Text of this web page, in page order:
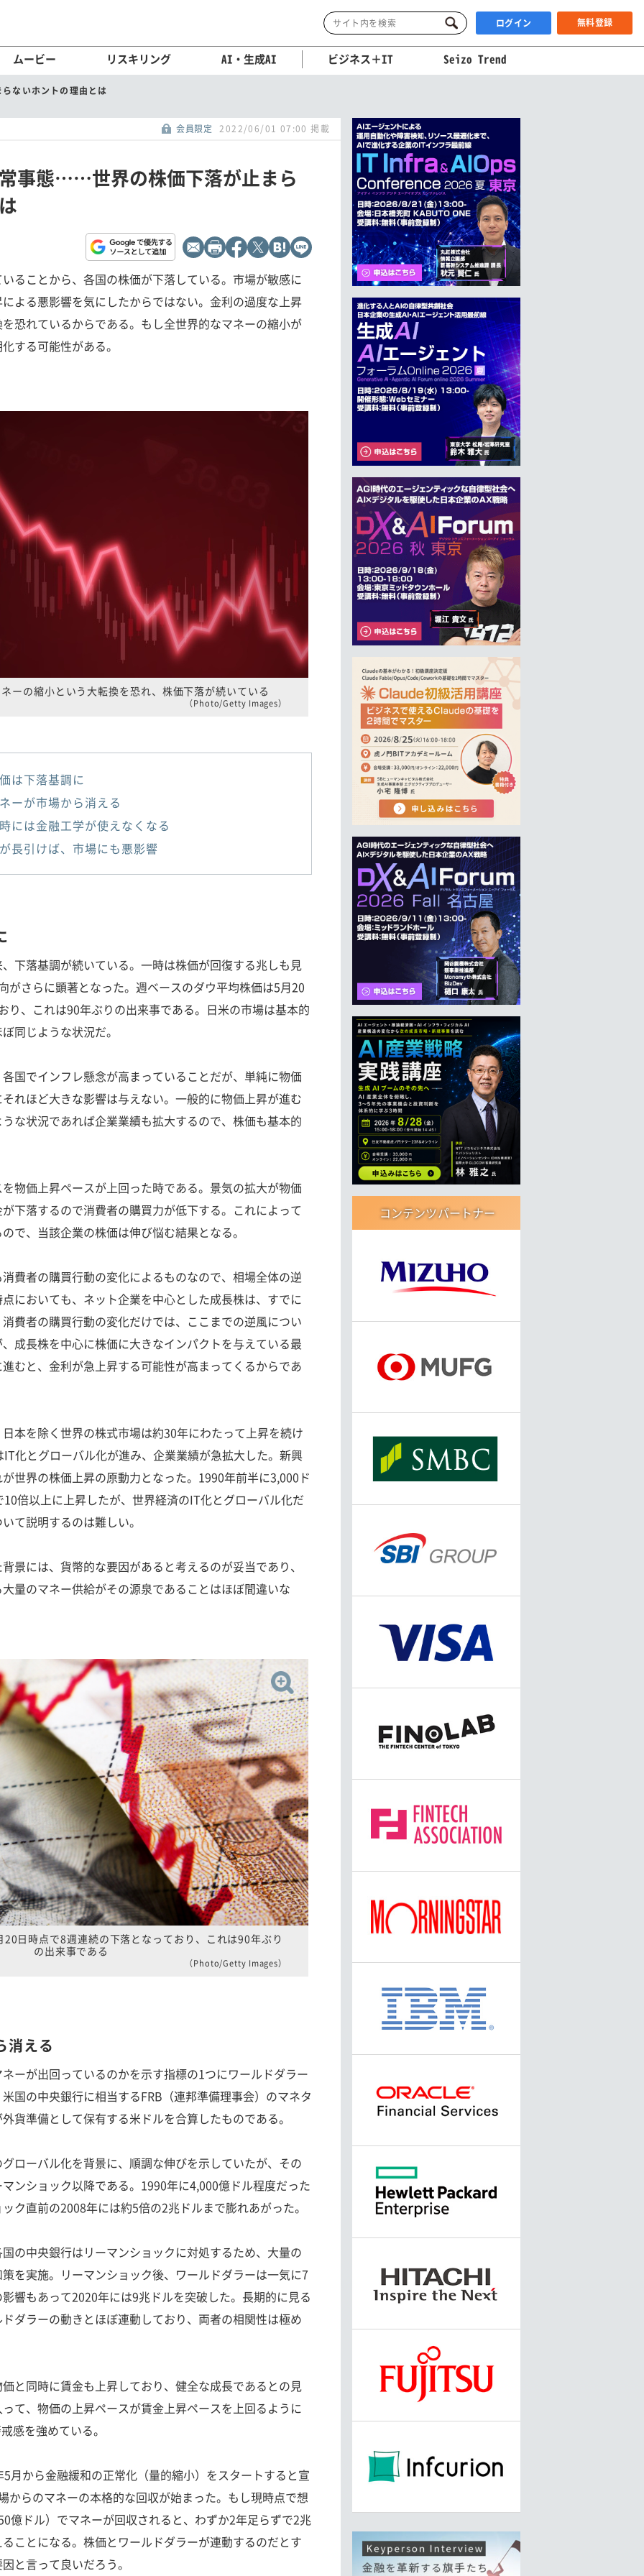
ログイン 無料登録
ムービー リスキリング AI・生成AI ビジネス＋IT Seizo Trend
ないホントの理由とは
会員限定 2022/06/01 07:00 掲載
事態……世界の株価下落が止まら
ることから、各国の株価が下落している。市場が敏感に
よる悪影響を気にしたからではない。金利の過度な上昇
恐れているからである。もし全世界的なマネーの縮小が
する可能性がある。
ーの縮小という大転換を恐れ、株価下落が続いている
（Photo/Getty Images）
は下落基調に
ーが市場から消える
には金融工学が使えなくなる
長引けば、市場にも悪影響
下落基調が続いている。一時は株価が回復する兆しも見
がさらに顕著となった。週ベースのダウ平均株価は5月20
り、これは90年ぶりの出来事である。日米の市場は基本的
同じような状況だ。
国でインフレ懸念が高まっていることだが、単純に物価
れほど大きな影響は与えない。一般的に物価上昇が進む
な状況であれば企業業績も拡大するので、株価も基本的
物価上昇ペースが上回った時である。景気の拡大が物価
下落するので消費者の購買力が低下する。これによって
で、当該企業の株価は伸び悩む結果となる。
者の購買行動の変化によるものなので、相場全体の逆
においても、ネット企業を中心とした成長株は、すでに
費者の購買行動の変化だけでは、ここまでの逆風につい
成長株を中心に株価に大きなインパクトを与えている最
むと、金利が急上昇する可能性が高まってくるからであ
を除く世界の株式市場は約30年にわたって上昇を続け
化とグローバル化が進み、企業業績が急拡大した。新興
世界の株価上昇の原動力となった。1990年前半に3,000ド
倍以上に上昇したが、世界経済のIT化とグローバル化だ
て説明するのは難しい。
には、貨幣的な要因があると考えるのが妥当であり、
量のマネー供給がその源泉であることはほぼ間違いな
日時点で8週連続の下落となっており、これは90年ぶり
の出来事である
（Photo/Getty Images）
消える
が出回っているのかを示す指標の1つにワールドダラー
国の中央銀行に相当するFRB（連邦準備理事会）のマネタ
貨準備として保有する米ドルを合算したものである。
ーバル化を背景に、順調な伸びを示していたが、その
ンショック以降である。1990年に4,000億ドル程度だった
ク直前の2008年には約5倍の2兆ドルまで膨れあがった。
中央銀行はリーマンショックに対処するため、大量の
を実施。リーマンショック後、ワールドダラーは一気に7
響もあって2020年には9兆ドルを突破した。長期的に見る
ダラーの動きとほぼ連動しており、両者の相関性は極め
と同時に賃金も上昇しており、健全な成長であるとの見
て、物価の上昇ペースが賃金上昇ペースを上回るように
感を強めている。
から金融緩和の正常化（量的縮小）をスタートすると宣
からのマネーの本格的な回収が始まった。もし現時点で想
億ドル）でマネーが回収されると、わずか2年足らずで2兆
ことになる。株価とワールドダラーが連動するのだとす
と言って良いだろう。
コンテンツパートナー